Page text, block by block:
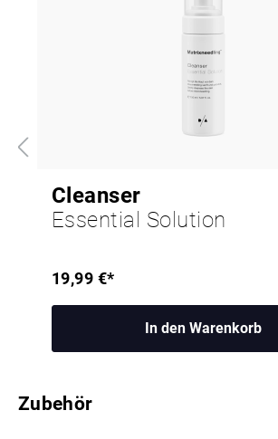
Cleanser
Essential Solution
19,99 €*
In den Warenkorb
Zubehör